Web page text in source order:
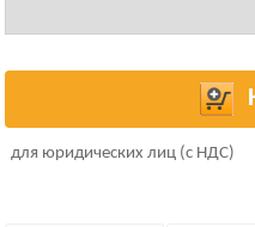
для юридических лиц (с НДС)